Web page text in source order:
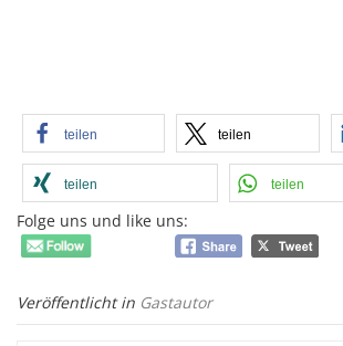
teilen teilen
teilen teilen
Folge uns und like uns:
Veröffentlicht in Gastautor